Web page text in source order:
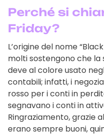
Perché si
Friday?
L’origine del nome
molti sostengono che la
deve al colore usato
contabili; infatti, i
rosso per i conti in
segnavano i conti in
Ringraziamento, grazie
erano sempre buoni,